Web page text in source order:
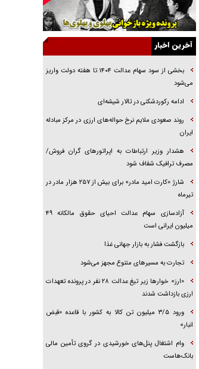
نسلی که آنلاین الگو می‌گیرد
گفت‌وگو با آیت‌الله جاودان/ جفای مخالفان مکانت
معنوی رهبر شهید را ارتقا می‌داد
همه آقای دوربینی شده‌ایم!
قصه ناتمام سرویس مدارس
آیا مقاومت فلسطین خلع‌سلاح می‌شود؟
آخرین اخبار
بخشی از سود سهام عدالت ۱۴۰۴ تا هفته دولت واریز
می‌شود
ادامه رکوردشکنی در تالار شیشه‌ای
روند صعودی ملایم نرخ حواله‌های ارزی در مرکز مبادله
ایران
هشدار وزیر ارتباطات به اپراتورهای گران فروش/
مصرف ترافیک شفاف شود
شارژ «کارت امید مادر» برای بیش از ۲۵۷ هزار مادر در
تیرماه
آزادسازی سهام عدالت احیای حقوق مالکانه ۴۹
میلیون ایرانی است
بازگشت فشار به بازار جهانی غذا
تجارت به مسیر‌های متنوع مجهز می‌شود
«ارز» خوار‌ها زیر تیغ عدالت ۲۸ نفر در پرونده تعهدات
ارزی بازداشت شدند
ورود ۳/۵ میلیون تن کالا به کشور با قاعده «قبض
انبار»
وام اشتغال پنل‌های خورشیدی در گروی تأمین مالی
بانک‌هاست